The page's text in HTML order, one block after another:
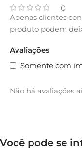
0
Avaliações
Somente com
Não há avaliações
Apenas clientes
produto podem
Você pode se